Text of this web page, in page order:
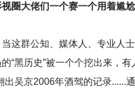
视圈大佬们一个赛一个用着尴
这群公知、媒体人、专业人
“黑历史”被一个个挖出来，
吴京2006年酒驾的记录......